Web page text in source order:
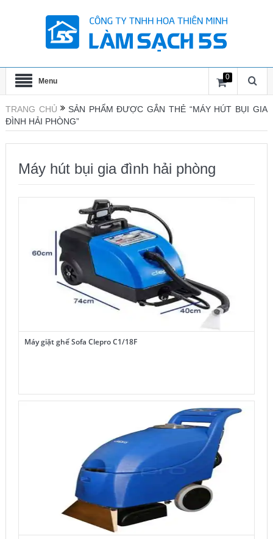
Menu 0
TRANG CHỦ
SẢN PHẨM ĐƯỢC GẮN THẺ “MÁY HÚT BỤI GIA
ĐÌNH HẢI PHÒNG”
Máy hút bụi gia đình hải phòng
Máy giặt ghế Sofa Clepro C1/18F